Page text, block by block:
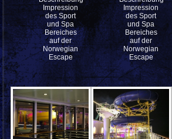
Impression
des Sport
und Spa
Bereiches
auf der
Norwegian
Escape
Impression
des Sport
und Spa
Bereiches
auf der
Norwegian
Escape